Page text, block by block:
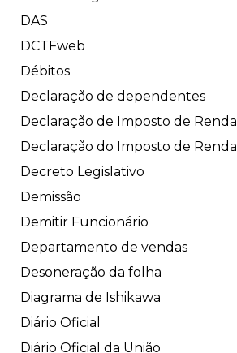
DAS
DCTFweb
Débitos
Declaração de dependentes
Declaração de Imposto de Renda
Declaração do Imposto de Renda
Decreto Legislativo
Demissão
Demitir Funcionário
Departamento de vendas
Desoneração da folha
Diagrama de Ishikawa
Diário Oficial
Diário Oficial da União